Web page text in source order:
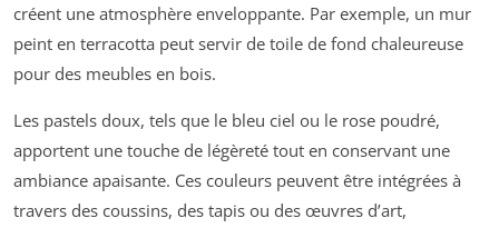
créent une atmosphère enveloppante. Par exemple, un mur
peint en terracotta peut servir de toile de fond chaleureuse
pour des meubles en bois.
Les pastels doux, tels que le bleu ciel ou le rose poudré,
apportent une touche de légèreté tout en conservant une
ambiance apaisante. Ces couleurs peuvent être intégrées à
travers des coussins, des tapis ou des œuvres d’art,